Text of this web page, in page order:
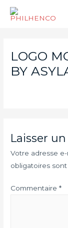
LOGO
BY
Laisser
Votre adresse
obligatoires
Commentaire*